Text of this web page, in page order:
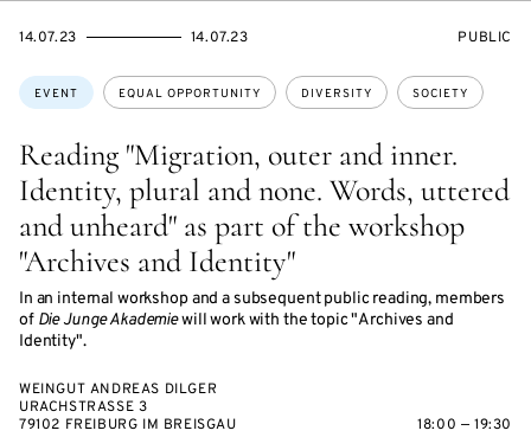
Reading "Migration, outer and inner.
Identity, plural and none. Words, uttered
and unheard" as part of the workshop
"Archives and Identity"
In an internal workshop and a subsequent public reading, members
of Die Junge Akademiewill work with the topic "Archives and
Identity".
Topics:
EVENT EQUAL OPPORTUNITY DIVERSITY SOCIETY
STARTS
14.07.23
ENDS
14.07.23
EVENT
PUBLIC
WEINGUT ANDREAS DILGER
URACHSTRASSE 3
79102 FREIBURG IM BREISGAU
18:00 — 19:30